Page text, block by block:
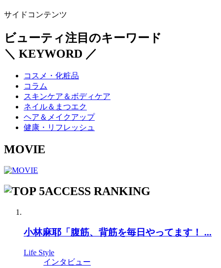
サイドコンテンツ
ビューティ注目のキーワード
＼ KEYWORD ／
コスメ・化粧品
コラム
スキンケア＆ボディケア
ネイル＆まつエク
ヘア＆メイクアップ
健康・リフレッシュ
MOVIE
ACCESS RANKING
小林麻耶「腹筋、背筋を毎日やってます！ ...
Life Style
インタビュー